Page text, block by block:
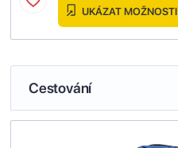
UKÁZAT MOŽNOSTI
Cestování